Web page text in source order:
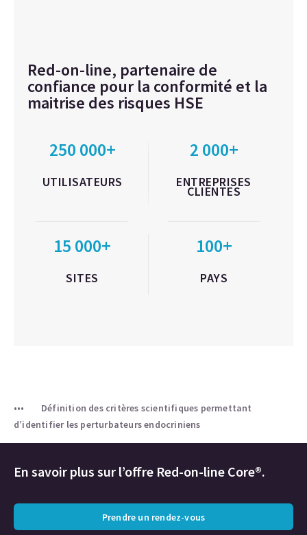
Red-on-line, partenaire de
confiance pour la conformité et la
maitrise des risques HSE
250 000+
UTILISATEURS
2 000+
ENTREPRISES
CLIENTES
15 000+
SITES
100+
PAYS
Définition des critères scientifiques permettant
d’identifier les perturbateurs endocriniens
En savoir plus sur l’offre Red-on-line Core®.
Prendre un rendez-vous